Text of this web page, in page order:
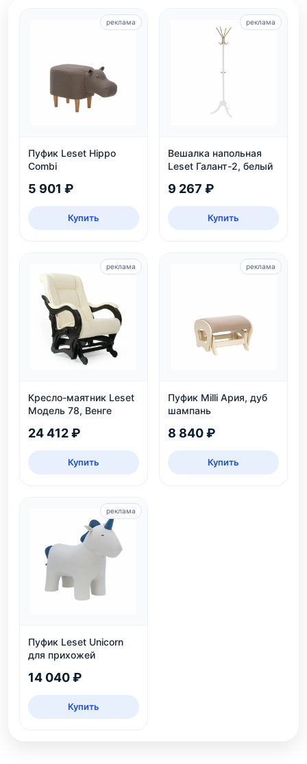
Пуфик Leset Hippo
Combi
5 901 ₽
Купить
реклама
Вешалка напольная
Leset Галант-2, белый
9 267 ₽
Купить
реклама
Кресло-маятник Leset
Модель 78, Венге
24 412 ₽
Купить
реклама
Пуфик Milli Ария, дуб
шампань
8 840 ₽
Купить
реклама
Пуфик Leset Unicorn
для прихожей
14 040 ₽
Купить
реклама